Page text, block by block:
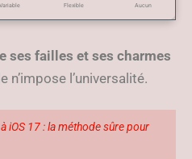
Variable Flexible Aucun
ses failles et ses charmes
n’impose l’universalité.
iOS 17 : la méthode sûre pour